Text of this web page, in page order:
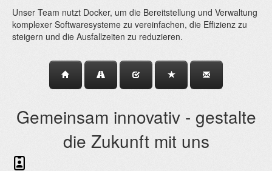
Unser Team nutzt Docker, um die Bereitstellung und Verwaltung
komplexer Softwaresysteme zu vereinfachen, die Effizienz zu
steigern und die Ausfallzeiten zu reduzieren.
Gemeinsam innovativ - gestalte
die Zukunft mit uns